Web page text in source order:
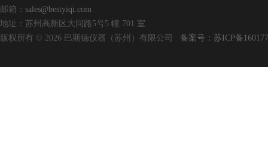
邮箱： sales@bestyiqi.com
地址：苏州高新区大同路5号5 幢 701 室
版权所有 © 2026 巴斯德仪器（苏州）有限公司 备案号：苏ICP备